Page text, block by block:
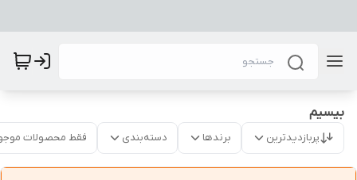
بیسیم
پربازدیدترین برندها دسته‌بندی فقط محصولات